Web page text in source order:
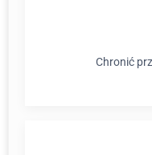
Chronić